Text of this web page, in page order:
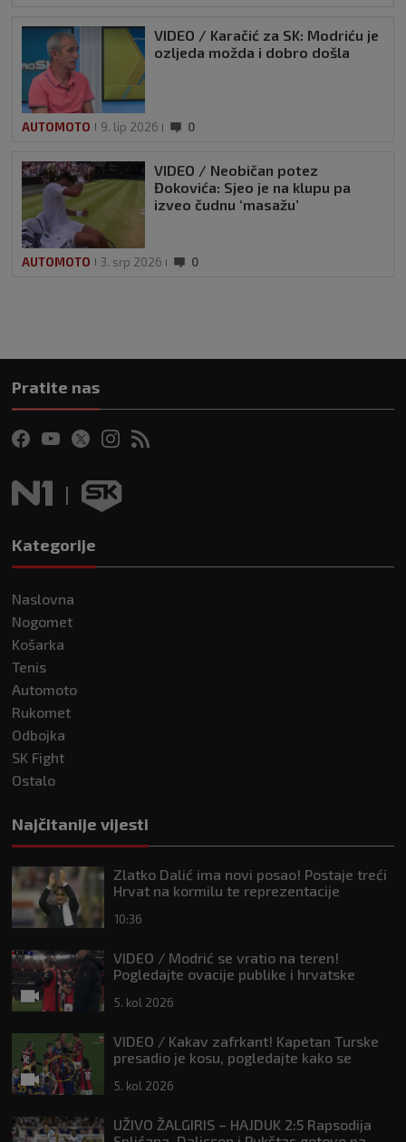
VIDEO / Karačić za SK: Modriću je
ozljeda možda i dobro došla
AUTOMOTO 9. lip 2026 0
VIDEO / Neobičan potez
Đokovića: Sjeo je na klupu pa
izveo čudnu ‘masažu’
AUTOMOTO 3. srp 2026 0
Pratite nas
Kategorije
Naslovna
Nogomet
Košarka
Tenis
Automoto
Rukomet
Odbojka
SK Fight
Ostalo
Najčitanije vijesti
Zlatko Dalić ima novi posao! Postaje treći
Hrvat na kormilu te reprezentacije
10:36
VIDEO / Modrić se vratio na teren!
Pogledajte ovacije publike i hrvatske
5. kol 2026
VIDEO / Kakav zafrkant! Kapetan Turske
presadio je kosu, pogledajte kako se
5. kol 2026
UŽIVO ŽALGIRIS – HAJDUK 2:5 Rapsodija